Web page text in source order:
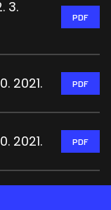
3.
PDF
2021. PDF
2021. PDF